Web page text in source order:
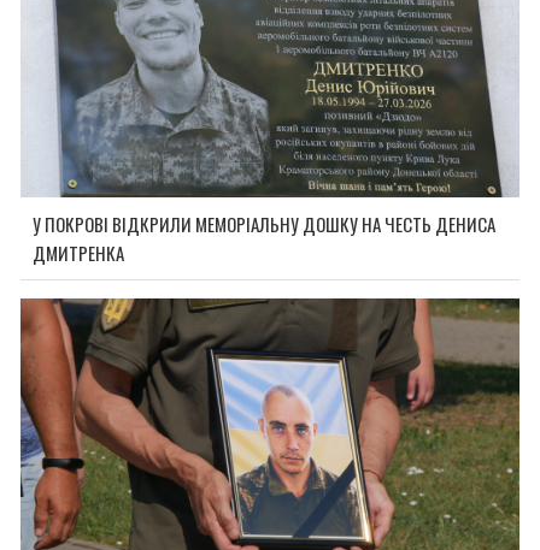
У ПОКРОВІ ВІДКРИЛИ МЕМОРІАЛЬНУ ДОШКУ НА ЧЕСТЬ ДЕНИСА
ДМИТРЕНКА